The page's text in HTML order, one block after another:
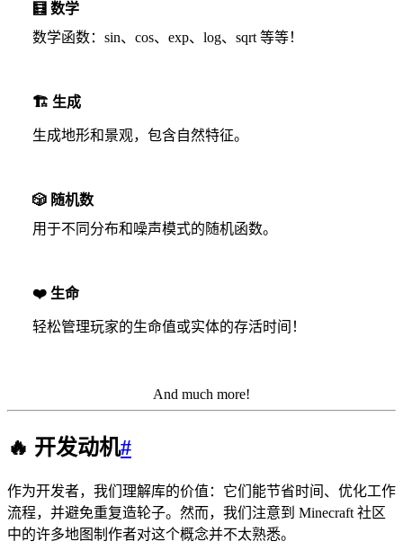
🧮 数学
数学函数：sin、cos、exp、log、sqrt 等等！
🏗️ 生成
生成地形和景观，包含自然特征。
🎲 随机数
用于不同分布和噪声模式的随机函数。
❤️ 生命
轻松管理玩家的生命值或实体的存活时间！
And much more!
🔥 开发动机#
作为开发者，我们理解库的价值：它们能节省时间、优化工作
流程，并避免重复造轮子。然而，我们注意到 Minecraft 社区
中的许多地图制作者对这个概念并不太熟悉。